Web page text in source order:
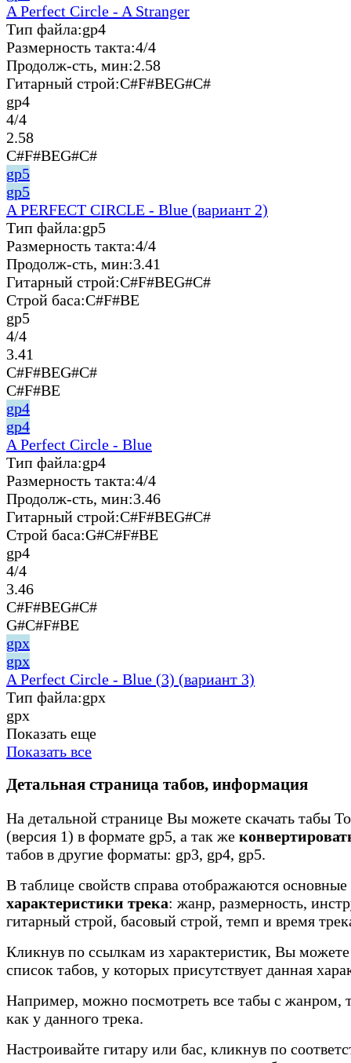
A Perfect Circle - A Stranger
Тип файла:gp4
Размерность такта:4/4
Продолж-сть, мин:2.58
Гитарный строй:C#F#BEG#C#
gp4
4/4
2.58
C#F#BEG#C#
gp5
gp5
A PERFECT CIRCLE - Blue (вариант 2)
Тип файла:gp5
Размерность такта:4/4
Продолж-сть, мин:3.41
Гитарный строй:C#F#BEG#C#
Строй баса:C#F#BE
gp5
4/4
3.41
C#F#BEG#C#
C#F#BE
gp4
gp4
A Perfect Circle - Blue
Тип файла:gp4
Размерность такта:4/4
Продолж-сть, мин:3.46
Гитарный строй:C#F#BEG#C#
Строй баса:G#C#F#BE
gp4
4/4
3.46
C#F#BEG#C#
G#C#F#BE
gpx
gpx
A Perfect Circle - Blue (3) (вариант 3)
Тип файла:gpx
gpx
Показать еще
Показать все
Детальная страница табов, информация
На детальной странице Вы можете скачать табы
(версия 1) в формате gp5, а так же
табов в другие форматы: gp3, gp4, gp5.
В таблице свойств справа отображаются основные
характеристики трека: жанр, размерность,
гитарный строй, басовый строй, темп и время
Кликнув по ссылкам из характеристик, Вы
список табов, у которых присутствует данная
Например, можно посмотреть все табы с жанром,
как у данного трека.
Настроивайте гитару или бас, кликнув по